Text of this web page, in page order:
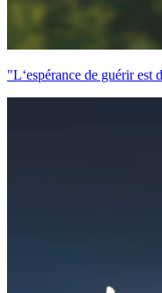
"L‘espérance de guérir est